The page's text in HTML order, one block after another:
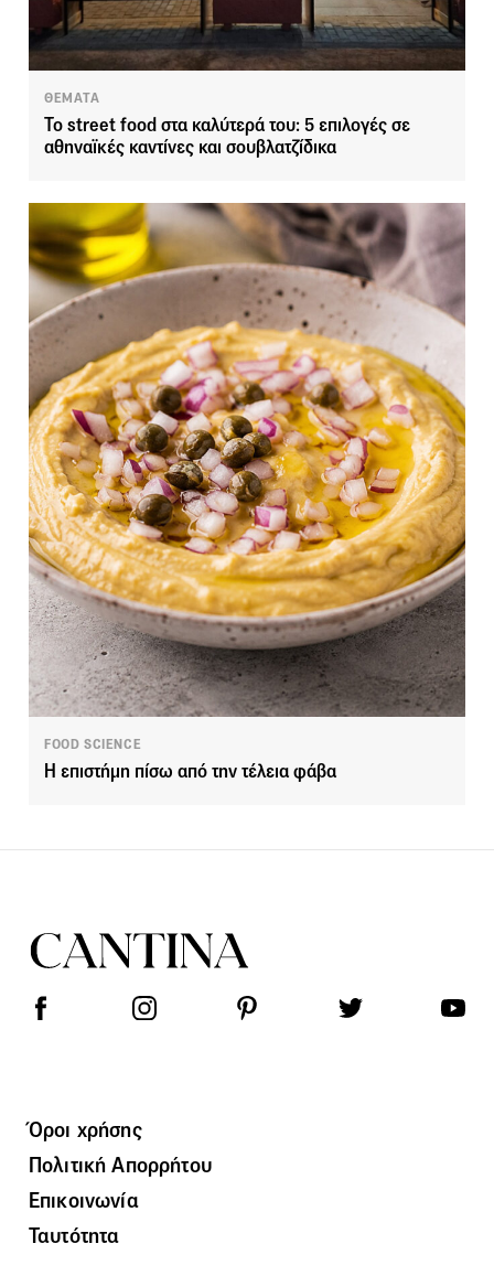
ΘΕΜΑΤΑ
Το street food στα καλύτερά του: 5 επιλογές σε
αθηναϊκές καντίνες και σουβλατζίδικα
FOOD SCIENCE
Η επιστήμη πίσω από την τέλεια φάβα
Όροι χρήσης
Πολιτική Απορρήτου
Επικοινωνία
Ταυτότητα